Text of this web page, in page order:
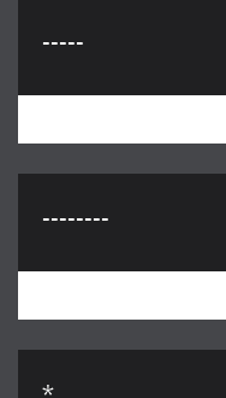
-----
--------